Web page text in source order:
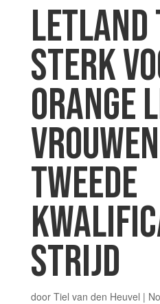
LETLAND
STERK
ORANGE
TWEEDE
STRIJD
door Tiel van den Heuvel |